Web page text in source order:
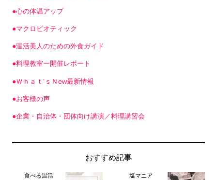
●心の体温アップ
●マクロビオティック
●温活美人のための外食ガイド
●料理教室ー開催レポート
●Ｗｈａｔ’ｓＮew最新情報
●お客様の声
●企業・自治体・団体向け講演／料理講習会
おすすめ記事
食べる温活 塩マニア